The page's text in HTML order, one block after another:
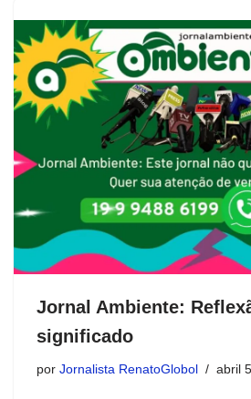
Jornal Ambiente:
significado
por Jornalista RenatoGlobol abril